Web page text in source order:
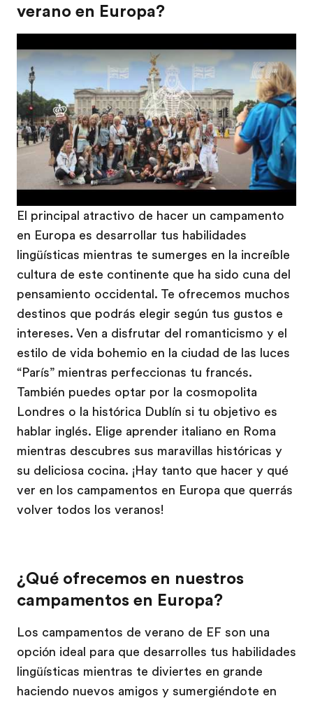
verano en Europa?
Play
El principal atractivo de hacer un campamento
en Europa es desarrollar tus habilidades
lingüísticas mientras te sumerges en la increíble
cultura de este continente que ha sido cuna del
pensamiento occidental. Te ofrecemos muchos
destinos que podrás elegir según tus gustos e
intereses. Ven a disfrutar del romanticismo y el
estilo de vida bohemio en la ciudad de las luces
“París” mientras perfeccionas tu francés.
También puedes optar por la cosmopolita
Londres o la histórica Dublín si tu objetivo es
hablar inglés. Elige aprender italiano en Roma
mientras descubres sus maravillas históricas y
su deliciosa cocina. ¡Hay tanto que hacer y qué
ver en los campamentos en Europa que querrás
volver todos los veranos!
¿Qué ofrecemos en nuestros
campamentos en Europa?
Los campamentos de verano de EF son una
opción ideal para que desarrolles tus habilidades
lingüísticas mientras te diviertes en grande
haciendo nuevos amigos y sumergiéndote en